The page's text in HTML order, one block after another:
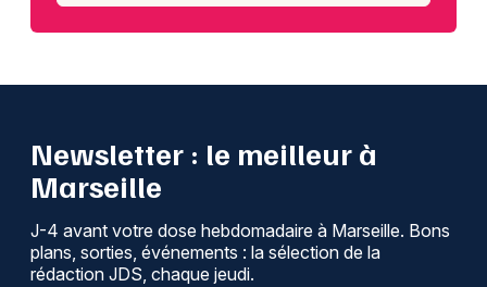
Newsletter : le meilleur à
Marseille
J-4 avant votre dose hebdomadaire à Marseille. Bons
plans, sorties, événements : la sélection de la
rédaction JDS, chaque jeudi.